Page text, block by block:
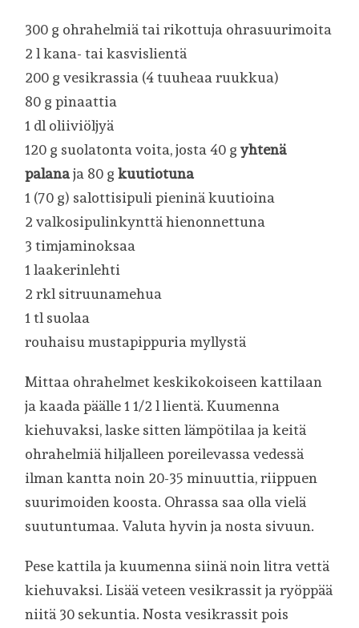
300 g ohrahelmiä tai rikottuja ohrasuurimoita
2 l kana- tai kasvislientä
200 g vesikrassia (4 tuuheaa ruukkua)
80 g pinaattia
1 dl oliiviöljyä
120 g suolatonta voita, josta 40 gyhtenä
palanaja 80 gkuutiotuna
1 (70 g) salottisipuli pieninä kuutioina
2 valkosipulinkynttä hienonnettuna
3 timjaminoksaa
1 laakerinlehti
2 rkl sitruunamehua
1 tl suolaa
rouhaisu mustapippuria myllystä
Mittaa ohrahelmet keskikokoiseen kattilaan
ja kaada päälle 1 1/2 l lientä. Kuumenna
kiehuvaksi, laske sitten lämpötilaa ja keitä
ohrahelmiä hiljalleen poreilevassa vedessä
ilman kantta noin 20-35 minuuttia, riippuen
suurimoiden koosta. Ohrassa saa olla vielä
suutuntumaa. Valuta hyvin ja nosta sivuun.
Pese kattila ja kuumenna siinä noin litra vettä
kiehuvaksi. Lisää veteen vesikrassit ja ryöppää
niitä 30 sekuntia. Nosta vesikrassit pois